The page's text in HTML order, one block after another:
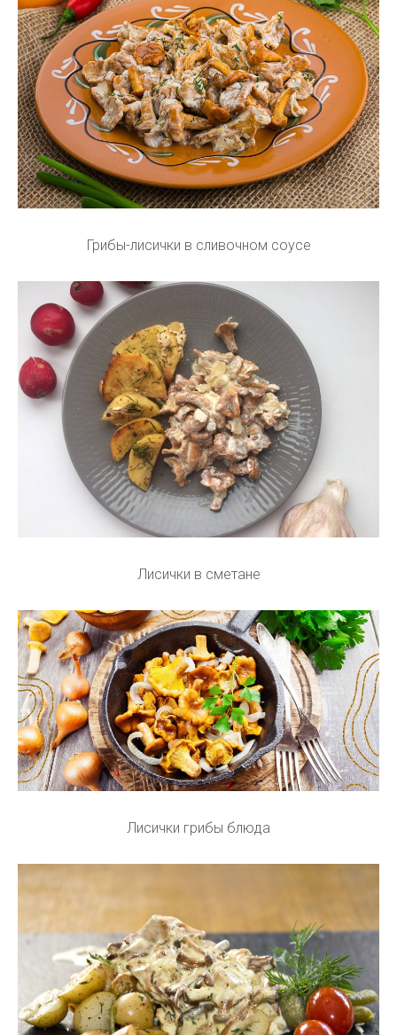
Грибы-лисички в сливочном соусе
Лисички в сметане
Лисички грибы блюда